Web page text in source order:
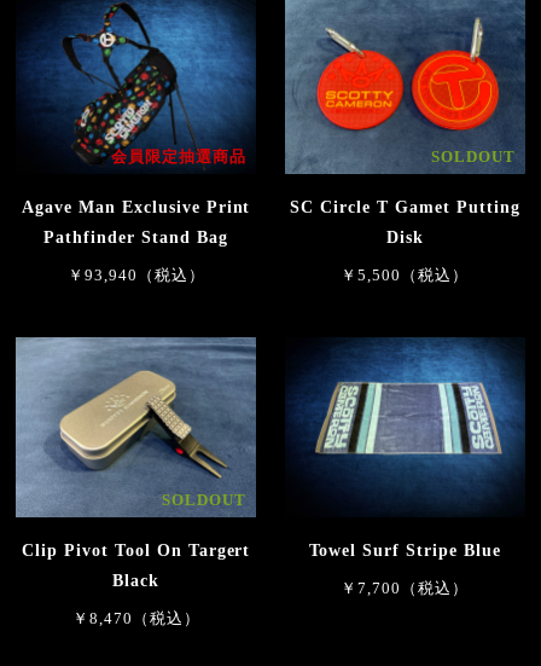
会員限定抽選商品
Agave Man Exclusive Print
Pathfinder Stand Bag
￥93,940（税込）
SOLDOUT
SC Circle T Gamet Putting
Disk
￥5,500（税込）
SOLDOUT
Clip Pivot Tool On Targert
Black
￥8,470（税込）
Towel Surf Stripe Blue
￥7,700（税込）